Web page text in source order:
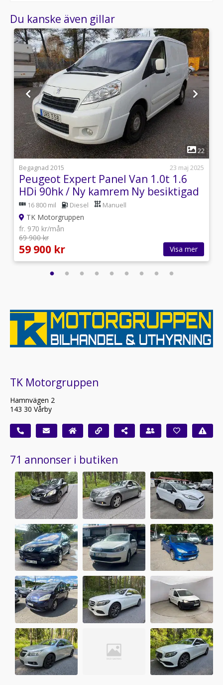
Du kanske även gillar
1
22
Begagnad 2015
23 maj 2025
Peugeot Expert Panel Van 1.0t 1.6
HDi 90hk / Ny kamrem Ny besiktigad
16 800 mil Diesel Manuell
TK Motorgruppen
fr. 970 kr/mån
69 900 kr
59 900 kr Visa mer
TK Motorgruppen
Hamnvägen 2
143 30 Vårby
71 annonser i butiken